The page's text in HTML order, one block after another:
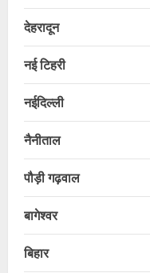
देहरादून
नई टिहरी
नईदिल्ली
नैनीताल
पौड़ी गढ़वाल
बागेश्वर
बिहार